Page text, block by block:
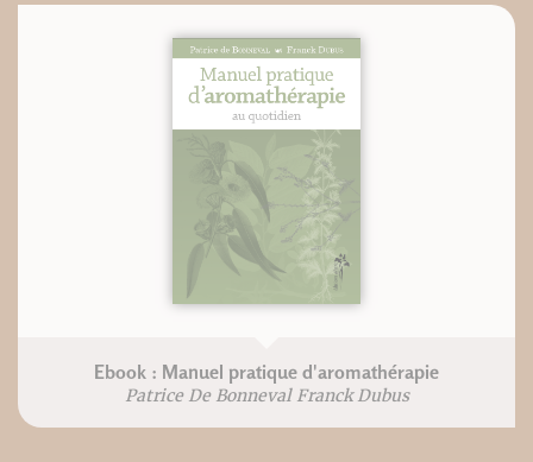
Ebook : Manuel pratique d'aromathérapie
Patrice De Bonneval Franck Dubus